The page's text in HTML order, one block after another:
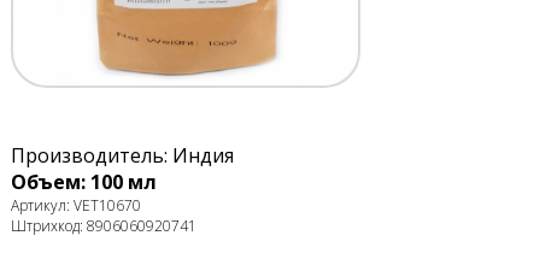
Производитель: Индия
Объем: 100 мл
Артикул: VET10670
Штрихкод: 8906060920741